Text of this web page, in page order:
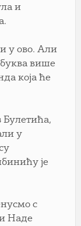
и
и у ово. Али
више
која ће
Булетића,
у
је
с
Наде